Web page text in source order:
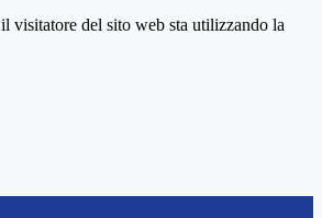
visitatore del sito web sta utilizzando la